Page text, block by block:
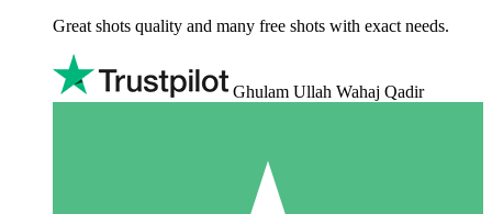
Great shots quality and many free shots with exact needs.
Ghulam Ullah Wahaj Qadir